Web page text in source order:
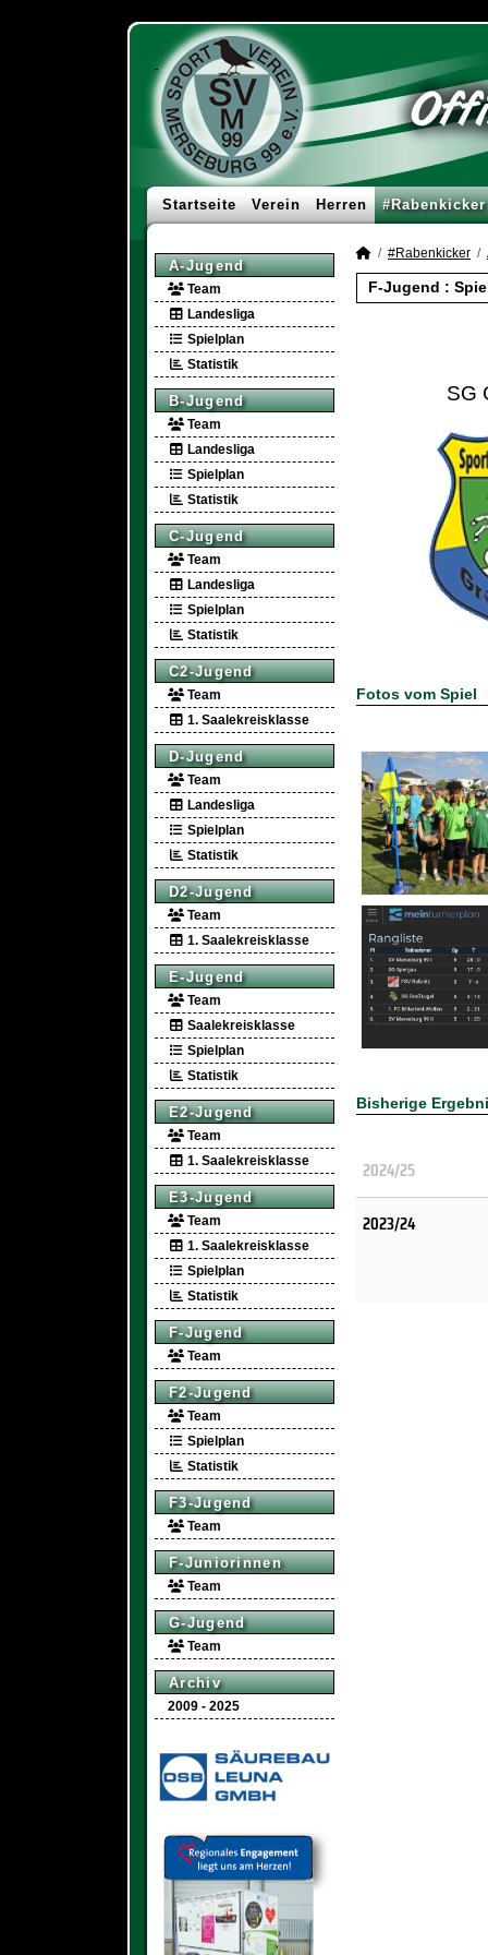
Startseite Verein Herren #Rabenkicker
A-Jugend
Team
Landesliga
Spielplan
Statistik
B-Jugend
Team
Landesliga
Spielplan
Statistik
C-Jugend
Team
Landesliga
Spielplan
Statistik
C2-Jugend
Team
1. Saalekreisklasse
D-Jugend
Team
Landesliga
Spielplan
Statistik
D2-Jugend
Team
1. Saalekreisklasse
E-Jugend
Team
Saalekreisklasse
Spielplan
Statistik
E2-Jugend
Team
1. Saalekreisklasse
E3-Jugend
Team
1. Saalekreisklasse
Spielplan
Statistik
F-Jugend
Team
F2-Jugend
Team
Spielplan
Statistik
F3-Jugend
Team
F-Juniorinnen
Team
G-Jugend
Team
Archiv
2009 - 2025
#Rabenkicker
F-Jugend :
SG
Fotos vom Spiel
Bisherige
2024/25
2023/24